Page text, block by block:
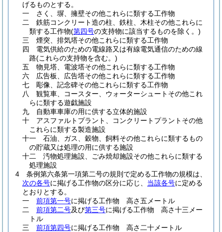
げるものとする。
一
さく、塀、擁壁その他これらに類する工作物
二
鉄筋コンクリート造の柱、鉄柱、木柱その他これらに
類する工作物(第四号の支持物に該当するものを除く。)
三
煙突、排気塔その他これらに類する工作物
四
電気供給のための電線路又は有線電気通信のための線
路(これらの支持物を含む。)
五
物見塔、電波塔その他これらに類する工作物
六
広告板、広告塔その他これらに類する工作物
七
彫像、記念碑その他これらに類する工作物
八
観覧車、コースター、ウォーターシュートその他これ
らに類する遊戯施設
九
自動車車庫の用に供する立体的施設
十
アスファルトプラント、コンクリートプラントその他
これらに類する製造施設
十一
石油、ガス、穀物、飼料その他これらに類するもの
の貯蔵又は処理の用に供する施設
十二
汚物処理施設、ごみ焼却施設その他これらに類する
処理施設
4
条例第六条第一項第二号の規則で定める工作物の規模は、
次の各号に掲げる工作物の区分に応じ、 当該各号に定める
とおりとする。
一
前項第一号に掲げる工作物 高さ五メートル
二
前項第二号及び第三号に掲げる工作物 高さ十三メー
トル
三
前項第四号に掲げる工作物 高さ二十メートル